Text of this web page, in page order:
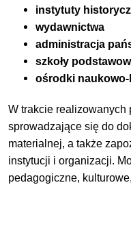
instytuty
wydawnictwa
administracja
szkoły
ośrodki naukowo-
W trakcie realizowanych
sprowadzające się do
materialnej, a także
instytucji i organizacji.
pedagogiczne,